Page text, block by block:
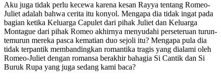
Aku juga tidak perlu kecewa karena kesan Rayya tentang Romeo-
Juliet adalah bahwa cerita itu konyol. Mengapa dia tidak ingat pada
bagian ketika Keluarga Capulet dari pihak Juliet dan Keluarga
Montague dari pihak Romeo akhirnya menyudahi perseteruan turun-
temurun mereka pasca kematian duo sejoli itu? Mengapa pula dia
tidak terpantik membandingkan romantika tragis yang dialami oleh
Romeo-Juliet dengan romansa berakhir bahagia Si Cantik dan Si
Buruk Rupa yang juga sedang kami baca?